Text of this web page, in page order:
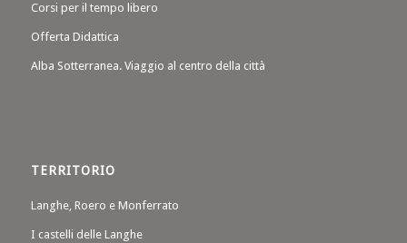
Corsi per il tempo libero
Offerta Didattica
Alba Sotterranea. Viaggio al centro della città
TERRITORIO
Langhe, Roero e Monferrato
I castelli delle Langhe